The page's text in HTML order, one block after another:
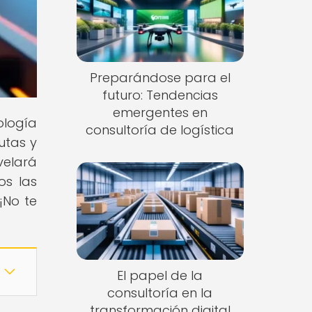
y
las
te
Preparándose para el
futuro: Tendencias
emergentes en
consultoría de logística
El papel de la
consultoría en la